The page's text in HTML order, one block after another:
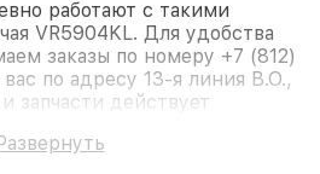
работают с такими
VR5904KL. Для удобства
заказы по номеру +7 (812)
по адресу 13-я линия В.О.,
запчасти действует
Развернуть